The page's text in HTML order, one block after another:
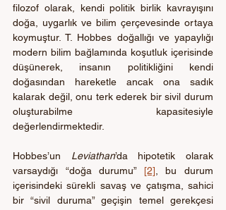
filozof olarak, kendi politik birlik kavrayışını
doğa, uygarlık ve bilim çerçevesinde ortaya
koymuştur. T. Hobbes doğallığı ve yapaylığı
modern bilim bağlamında koşutluk içerisinde
düşünerek, insanın politikliğini kendi
doğasından hareketle ancak ona sadık
kalarak değil, onu terk ederek bir sivil durum
oluşturabilme kapasitesiyle
değerlendirmektedir.
Hobbes’un Leviathan’da hipotetik olarak
varsaydığı “doğa durumu” [2] , bu durum
içerisindeki sürekli savaş ve çatışma, sahici
bir “sivil duruma” geçişin temel gerekçesi